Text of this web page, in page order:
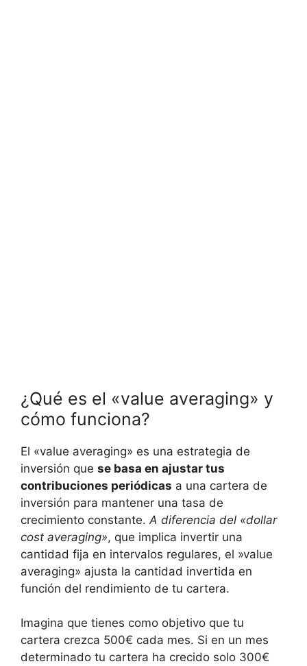
¿Qué es el⁢ «value averaging» y
cómo funciona?
El «value averaging»‍ es una ⁤estrategia de
inversión que se basa ⁢en ajustar tus
contribuciones‌ periódicas a una cartera de
inversión ⁣para ‍mantener una ​tasa ⁤de
crecimiento constante. A diferencia del «dollar
cost averaging», que⁤ implica invertir⁤ una
cantidad fija en intervalos regulares, el ⁣»value
averaging» ajusta ‍la cantidad invertida ‍en
función​ del rendimiento de tu cartera.
Imagina que ​tienes como objetivo que tu⁤
cartera crezca ​500€ cada mes. Si en un mes
determinado tu cartera ha crecido solo 300€